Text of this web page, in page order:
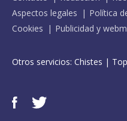
Aspectos legales
Política
Cookies
Publicidad y
Otros servicios: Chistes |